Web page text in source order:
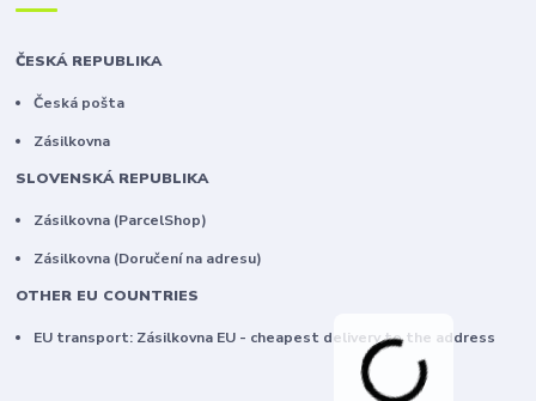
ČESKÁ REPUBLIKA
Česká pošta
Zásilkovna
SLOVENSKÁ REPUBLIKA
Zásilkovna (ParcelShop)
Zásilkovna (Doručení na adresu)
OTHER EU COUNTRIES
EU transport: Zásilkovna EU - cheapest delivery to the address